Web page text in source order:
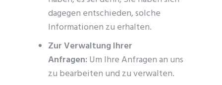
dagegen entschieden, solche
Informationen zu erhalten.
Zur Verwaltung Ihrer
Anfragen:Um Ihre Anfragen an uns
zu bearbeiten und zu verwalten.